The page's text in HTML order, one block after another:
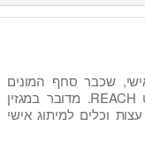
שכבר סחף המונים
בארה"ב, אני ממליץ לכם להיכנס לפורטל האינטרנט REACH. מדובר במגזין
וכלים למיתוג אישי